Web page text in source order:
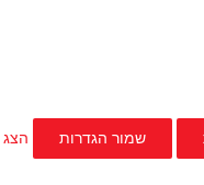
שמור הגדרות
הצג